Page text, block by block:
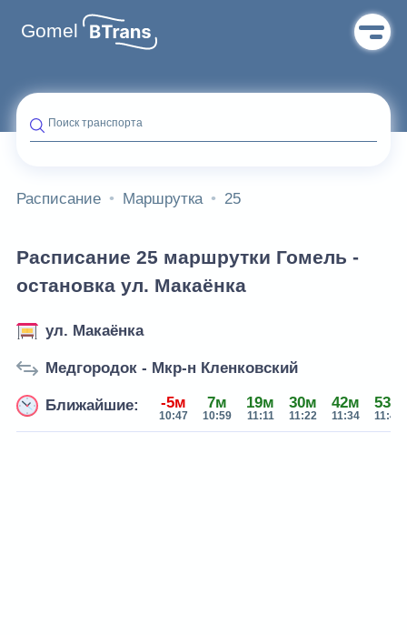
Gomel
Поиск транспорта
Расписание Маршрутка 25
Расписание 25 маршрутки Гомель -
остановка ул. Макаёнка
ул. Макаёнка
Медгородок - Мкр-н Кленковский
Ближайшие: -5м
10:47
7м
10:59
19м
11:11
30м
11:22
42м
11:34
53м
11:45